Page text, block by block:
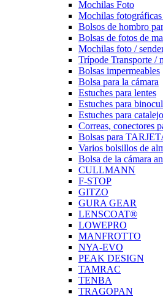
Mochilas Foto
Mochilas
Bolsos de hombro
Bolsas de fotos de
Mochilas foto /
Trípode Transporte /
Bolsas impermeables
Bolsa para la cámara
Estuches para lentes
Estuches para
Estuches para
Correas, conectores
Bolsas para
Varios bolsillos de
Bolsa de la cámara
CULLMANN
F-STOP
GITZO
GURA GEAR
LENSCOAT®
LOWEPRO
MANFROTTO
NYA-EVO
PEAK DESIGN
TAMRAC
TENBA
TRAGOPAN